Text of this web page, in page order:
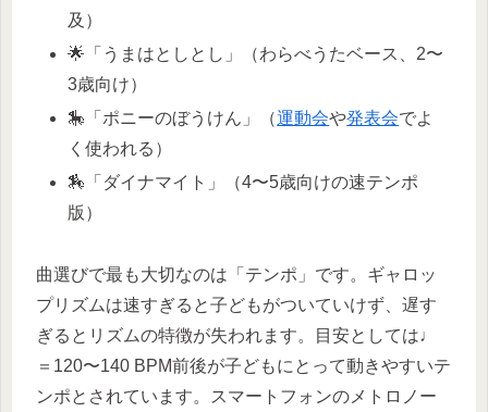
及）
🌟「うまはとしとし」（わらべうたベース、2〜
3歳向け）
🎠「ポニーのぼうけん」（運動会や発表会でよ
く使われる）
🏇「ダイナマイト」（4〜5歳向けの速テンポ
版）
曲選びで最も大切なのは「テンポ」です。ギャロッ
プリズムは速すぎると子どもがついていけず、遅す
ぎるとリズムの特徴が失われます。目安としては♩
＝120〜140 BPM前後が子どもにとって動きやすいテ
ンポとされています。スマートフォンのメトロノー